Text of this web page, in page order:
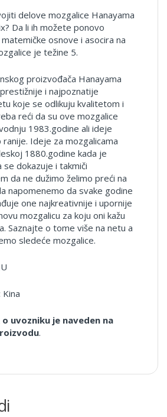
delove mozgalice Hanayama
Da li ih možete ponovo
osnove i asocira na
je težine 5.
proizvođača Hanayama
i najpoznatije
koje se odlikuju kvalitetom i
reći da su ove mozgalice
1983.godine ali ideje
Ideje za mozgalicama
1880.godine kada je
se dokazuje i takmiči
da ne dužimo želimo preći na
napomenemo da svake godine
one najkreativnije i upornije
mozgalicu za koju oni kažu
Saznajte o tome više na netu a
sledeće mozgalice.
Kina
uvozniku je naveden na
.